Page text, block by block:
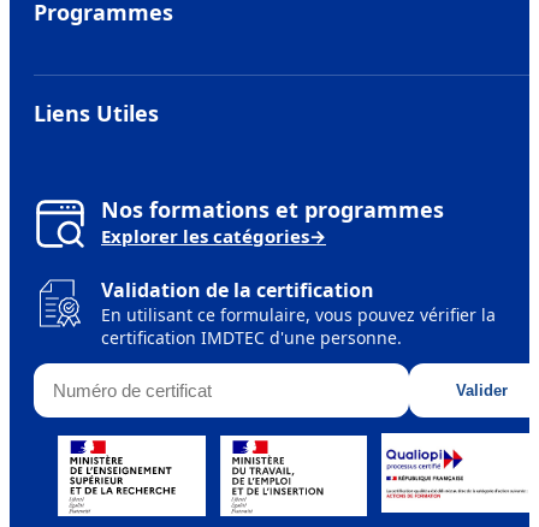
Nos formations et programmes
Explorer les catégories→
Validation de la certification
En utilisant ce formulaire, vous pouvez vérifier la
certification IMDTEC d'une personne.
Numéro de certificat
Valider
Programmes
MBA Européen
Mastère Européen
Liens Utiles
Financer ses etudes
IMDTEC MVP
Handicap
Sessions de formation
Formateurs
Accréditations et Affiliations